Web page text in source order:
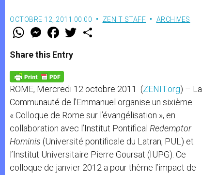
OCTOBRE 12, 2011 00:00 ZENIT STAFF ARCHIVES
W
t
s
p
p
M
e
s
e
g
e
r
F
a
e
b
o
k
w
Share this Entry
ROME, Mercredi 12 octobre 2011 (ZENIT.org) – La
Communauté de l’Emmanuel organise un sixième
« Colloque de Rome sur l’évangélisation », en
collaboration avec l’Institut Pontifical Redemptor
Hominis (Université pontificale du Latran, PUL) et
l’Institut Universitaire Pierre Goursat (IUPG). Ce
colloque de janvier 2012 a pour thème l’impact de